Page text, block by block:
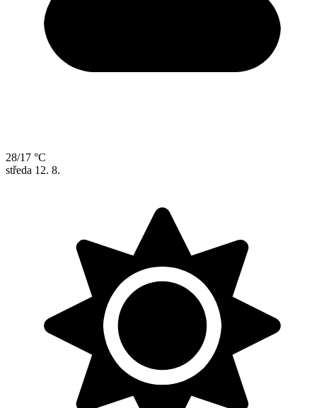
28/17 °C
středa 12. 8.